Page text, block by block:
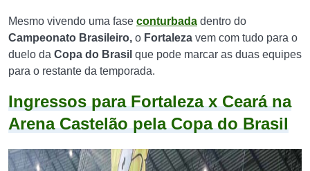
Mesmo vivendo uma fase conturbada dentro do
Campeonato Brasileiro, o Fortaleza vem com tudo para o
duelo da Copa do Brasil que pode marcar as duas equipes
para o restante da temporada.
Ingressos para Fortaleza x Ceará na
Arena Castelão pela Copa do Brasil